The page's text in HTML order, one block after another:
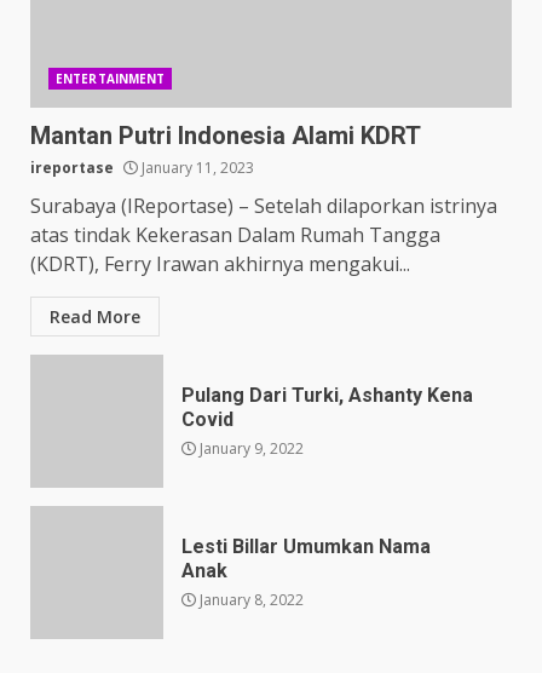
ENTERTAINMENT
Mantan Putri Indonesia Alami KDRT
ireportase January 11, 2023
Surabaya (IReportase) – Setelah dilaporkan istrinya
atas tindak Kekerasan Dalam Rumah Tangga
(KDRT), Ferry Irawan akhirnya mengakui...
Read More
Pulang Dari Turki, Ashanty Kena
Covid
January 9, 2022
Lesti Billar Umumkan Nama
Anak
January 8, 2022